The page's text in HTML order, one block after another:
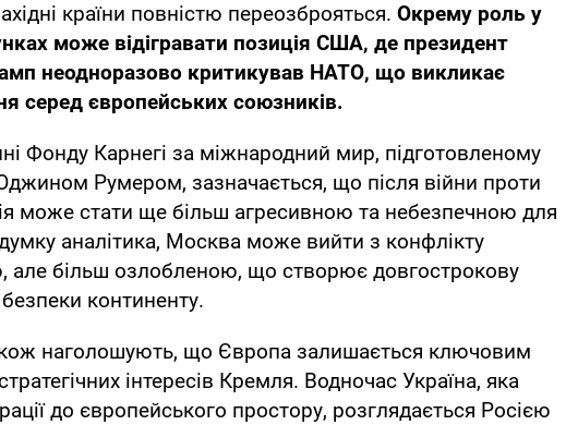
країни повністю переозброяться. Окрему роль у
може відігравати позиція США, де президент
неодноразово критикував НАТО, що викликає
серед європейських союзників.
Фонду Карнегі за міжнародний мир, підготовленому
Румером, зазначається, що після війни проти
може стати ще більш агресивною та небезпечною для
аналітика, Москва може вийти з конфлікту
але більш озлобленою, що створює довгострокову
континенту.
наголошують, що Європа залишається ключовим
інтересів Кремля. Водночас Україна, яка
до європейського простору, розглядається Росією